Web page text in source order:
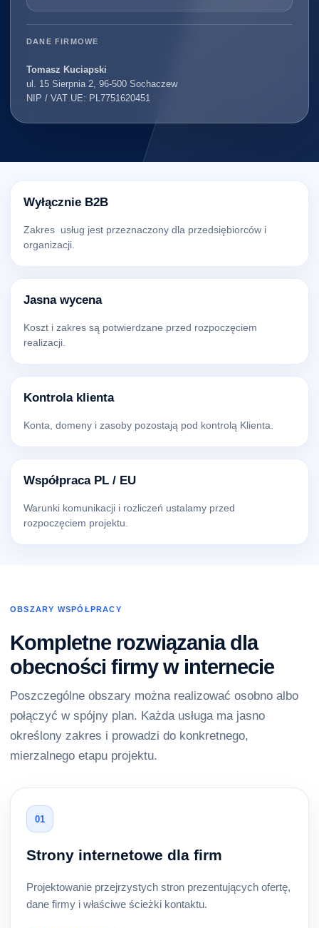
DANE FIRMOWE
Tomasz Kuciapski
ul. 15 Sierpnia 2, 96-500 Sochaczew
NIP / VAT UE: PL7751620451
Wyłącznie B2B
Zakres usług jest przeznaczony dla przedsiębiorców i
organizacji.
Jasna wycena
Koszt i zakres są potwierdzane przed rozpoczęciem
realizacji.
Kontrola klienta
Konta, domeny i zasoby pozostają pod kontrolą Klienta.
Współpraca PL / EU
Warunki komunikacji i rozliczeń ustalamy przed
rozpoczęciem projektu.
OBSZARY WSPÓŁPRACY
Kompletne rozwiązania dla
obecności firmy w internecie
Poszczególne obszary można realizować osobno albo
połączyć w spójny plan. Każda usługa ma jasno
określony zakres i prowadzi do konkretnego,
mierzalnego etapu projektu.
01
Strony internetowe dla firm
Projektowanie przejrzystych stron prezentujących ofertę,
dane firmy i właściwe ścieżki kontaktu.